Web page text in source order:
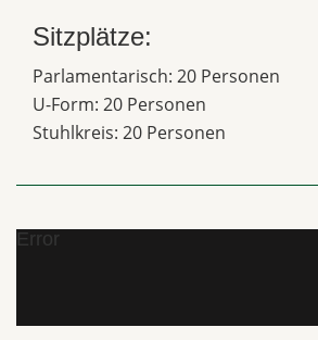
Sitzplätze:
Parlamentarisch: 20 Personen
U-Form: 20 Personen
Stuhlkreis: 20 Personen
Error